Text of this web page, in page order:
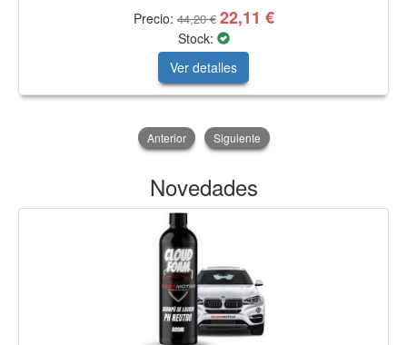
Precio:44,20 € 22,11 €
Stock:
Ver detalles
Anterior Siguiente
Novedades